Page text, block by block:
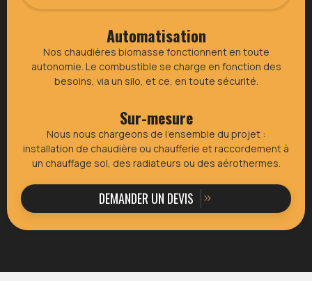
Automatisation
Nos chaudières biomasse fonctionnent en toute
autonomie. Le combustible se charge en fonction des
besoins, via un silo, et ce, en toute sécurité.
Sur-mesure
Nous nous chargeons de l’ensemble du projet :
installation de chaudière ou chaufferie et raccordement à
un chauffage sol, des radiateurs ou des aérothermes.
DEMANDER UN DEVIS